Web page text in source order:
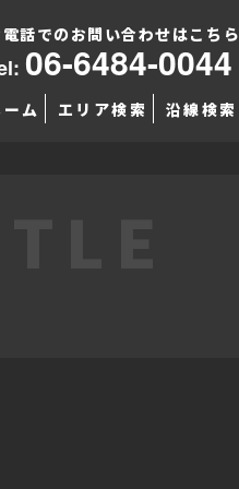
話でのお問い合わせはこちら
06-6484-0044
ム エリア検索 沿線検索